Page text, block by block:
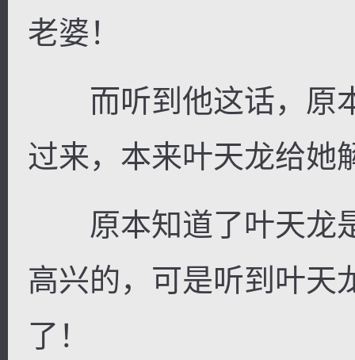
老婆！
而听到他这话，原
过来，本来叶天龙给她
原本知道了叶天龙
高兴的，可是听到叶天
了！